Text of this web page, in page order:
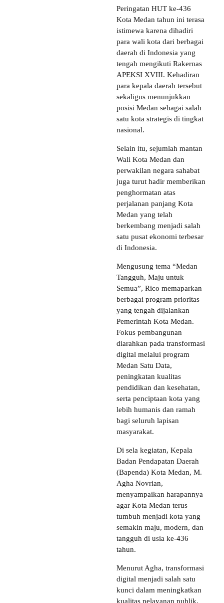
Peringatan HUT ke-436
Kota Medan tahun ini terasa
istimewa karena dihadiri
para wali kota dari berbagai
daerah di Indonesia yang
tengah mengikuti Rakernas
APEKSI XVIII. Kehadiran
para kepala daerah tersebut
sekaligus menunjukkan
posisi Medan sebagai salah
satu kota strategis di tingkat
nasional.
Selain itu, sejumlah mantan
Wali Kota Medan dan
perwakilan negara sahabat
juga turut hadir memberikan
penghormatan atas
perjalanan panjang Kota
Medan yang telah
berkembang menjadi salah
satu pusat ekonomi terbesar
di Indonesia.
Mengusung tema “Medan
Tangguh, Maju untuk
Semua”, Rico memaparkan
berbagai program prioritas
yang tengah dijalankan
Pemerintah Kota Medan.
Fokus pembangunan
diarahkan pada transformasi
digital melalui program
Medan Satu Data,
peningkatan kualitas
pendidikan dan kesehatan,
serta penciptaan kota yang
lebih humanis dan ramah
bagi seluruh lapisan
masyarakat.
Di sela kegiatan, Kepala
Badan Pendapatan Daerah
(Bapenda) Kota Medan, M.
Agha Novrian,
menyampaikan harapannya
agar Kota Medan terus
tumbuh menjadi kota yang
semakin maju, modern, dan
tangguh di usia ke-436
tahun.
Menurut Agha, transformasi
digital menjadi salah satu
kunci dalam meningkatkan
kualitas pelayanan publik,